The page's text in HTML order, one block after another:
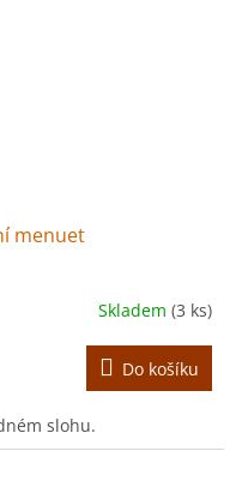
menuet
Skladem (3 ks)
Do košíku
slohu.